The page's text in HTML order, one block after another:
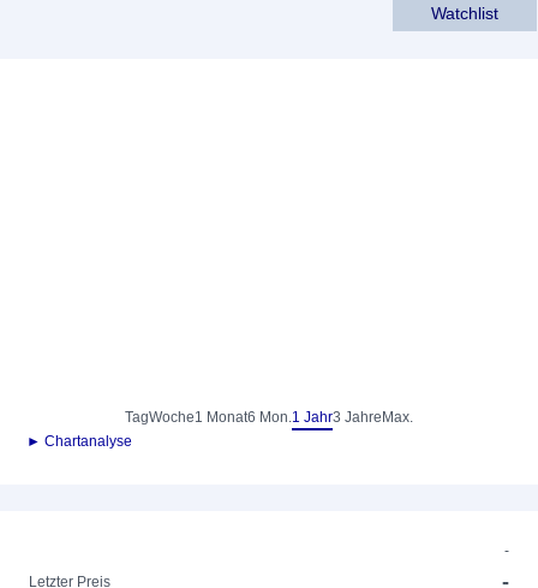
Watchlist
TagWoche1 Monat6 Mon.1 Jahr3 Jahre Max.
► Chartanalyse
-
Letzter Preis
-